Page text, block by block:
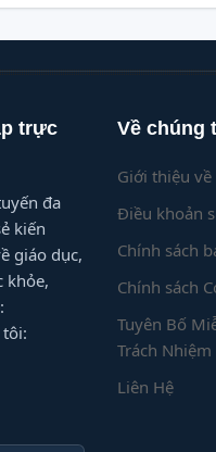
trực
đa
kiến
giáo dục,
khỏe,
Về chúng
Giới thiệu
Điều khoản
Chính sách
Chính sách
Tuyên Bố
Trách Nhiệm
Liên Hệ